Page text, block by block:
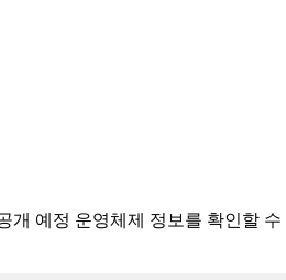
개 예정 운영체제 정보를 확인할 수